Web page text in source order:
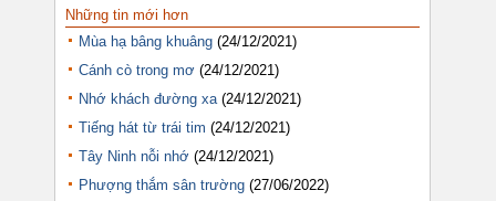
Những tin mới hơn
Mùa hạ bâng khuâng (24/12/2021)
Cánh cò trong mơ (24/12/2021)
Nhớ khách đường xa (24/12/2021)
Tiếng hát từ trái tim (24/12/2021)
Tây Ninh nỗi nhớ (24/12/2021)
Phượng thắm sân trường (27/06/2022)